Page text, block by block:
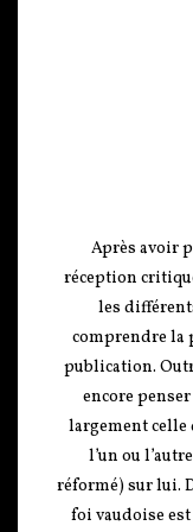
Après avoir
réception
les
comprendre la
publication.
encore
largement celle
l’un ou
réformé) sur lui.
foi vaudoise